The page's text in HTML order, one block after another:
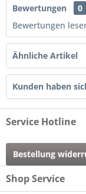
Bewertungen
0
Bewertungen
Ähnliche Artikel
Kunden haben
Service Hotline
Bestellung
Shop Service